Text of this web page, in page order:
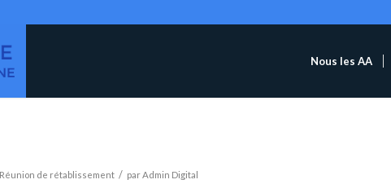
Nous les AA
Réunion de rétablissement / parAdmin Digital